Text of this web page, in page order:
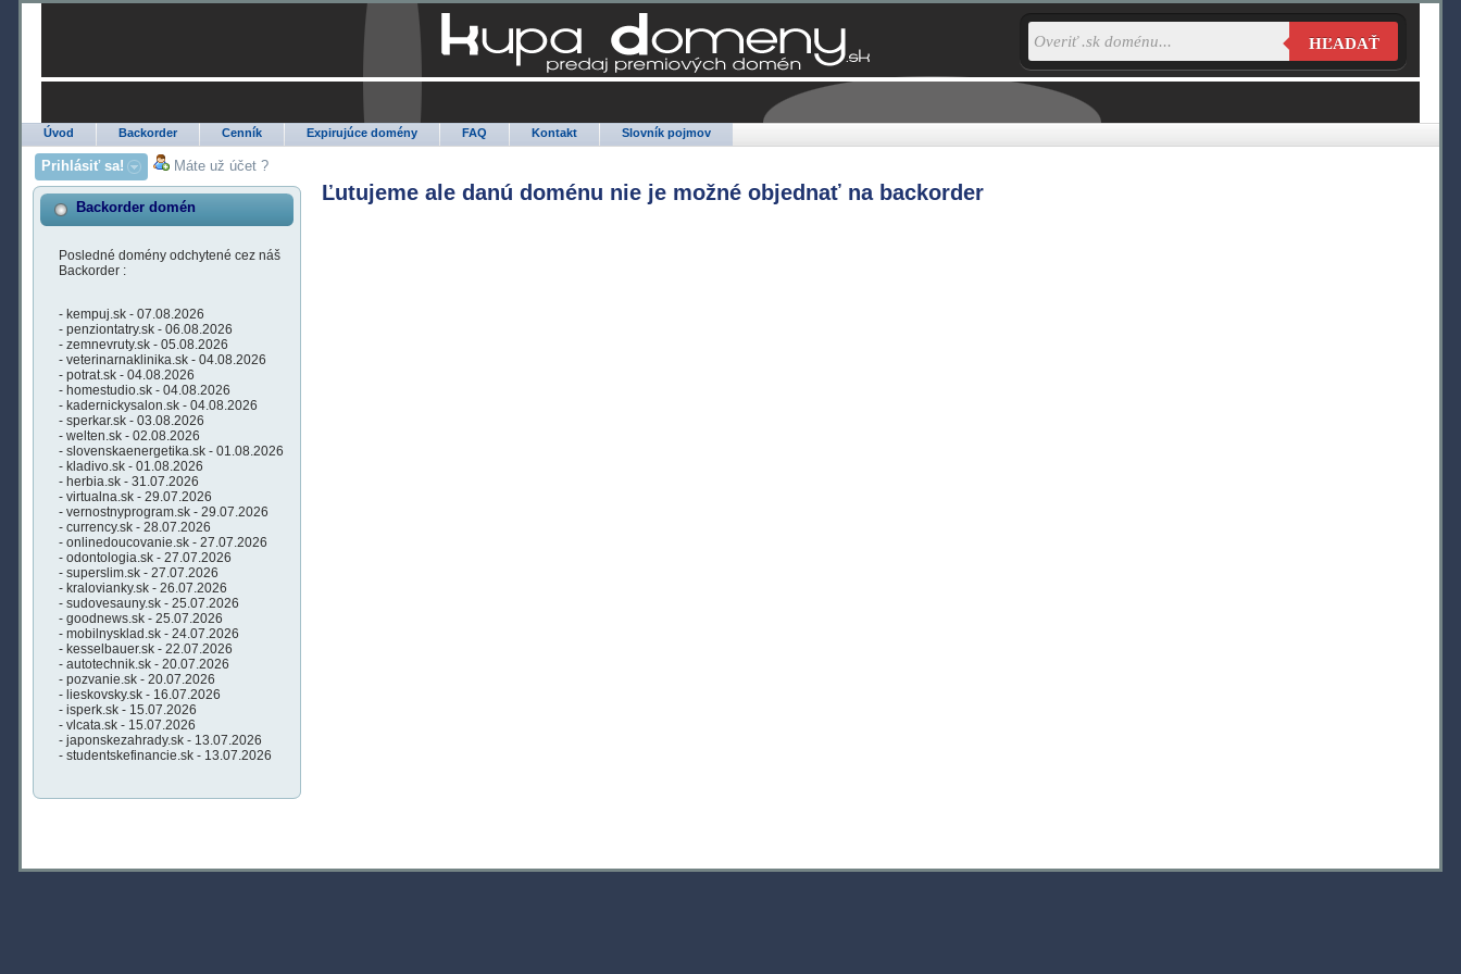
Úvod Backorder Cenník Expirujúce domény FAQ Kontakt Slovník pojmov
HĽADAŤ
Prihlásiť sa! Máte už účet ?
Backorder domén
Posledné domény odchytené cez náš
Backorder :
- kempuj.sk - 07.08.2026
- penziontatry.sk - 06.08.2026
- zemnevruty.sk - 05.08.2026
- veterinarnaklinika.sk - 04.08.2026
- potrat.sk - 04.08.2026
- homestudio.sk - 04.08.2026
- kadernickysalon.sk - 04.08.2026
- sperkar.sk - 03.08.2026
- welten.sk - 02.08.2026
- slovenskaenergetika.sk - 01.08.2026
- kladivo.sk - 01.08.2026
- herbia.sk - 31.07.2026
- virtualna.sk - 29.07.2026
- vernostnyprogram.sk - 29.07.2026
- currency.sk - 28.07.2026
- onlinedoucovanie.sk - 27.07.2026
- odontologia.sk - 27.07.2026
- superslim.sk - 27.07.2026
- kralovianky.sk - 26.07.2026
- sudovesauny.sk - 25.07.2026
- goodnews.sk - 25.07.2026
- mobilnysklad.sk - 24.07.2026
- kesselbauer.sk - 22.07.2026
- autotechnik.sk - 20.07.2026
- pozvanie.sk - 20.07.2026
- lieskovsky.sk - 16.07.2026
- isperk.sk - 15.07.2026
- vlcata.sk - 15.07.2026
- japonskezahrady.sk - 13.07.2026
- studentskefinancie.sk - 13.07.2026
Ľutujeme ale danú doménu nie je možné objednať na backorder